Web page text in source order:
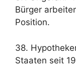
Bürger
Position.
38.
Staaten seit